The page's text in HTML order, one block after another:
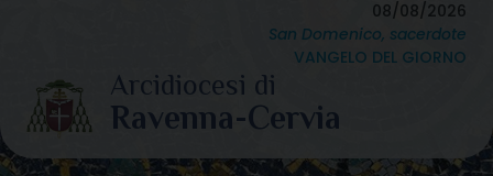
content
08/08/2026
San Domenico, sacerdote
VANGELO DEL GIORNO